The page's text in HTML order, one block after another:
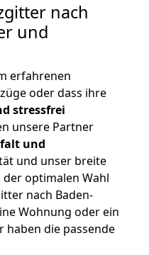
nach
und
erfahrenen
oder dass ihre
stressfrei
unsere Partner
und
und unser breite
optimalen Wahl
nach Baden-
Wohnung oder ein
haben die passende